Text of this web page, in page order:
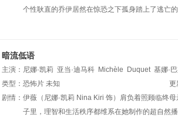
个性耿直的乔伊居然在惊恐之下孤身踏上了逃亡
暗流低语
主演： 尼娜·凯莉 亚当·迪马科 Michèle Duquet 基娜·
Bianca Nugara Jay
类型： 恐怖片 未知
更
剧情： 伊薇（尼娜·凯莉 Nina Kiri 饰）肩负着照顾临终
子里，理智和生活秩序都维系在她制作的超自然